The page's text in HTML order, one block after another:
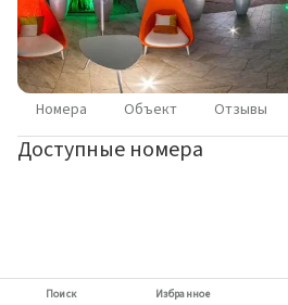
Номера Объект Отзывы
Доступные номера
Поиск Избранное